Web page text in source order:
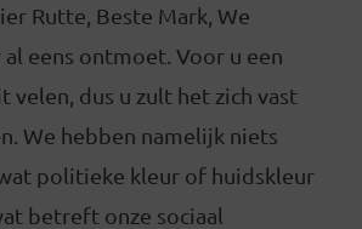
Rutte, Beste Mark, We
eens ontmoet. Voor u een
velen, dus u zult het zich vast
We hebben namelijk niets
politieke kleur of huidskleur
betreft onze sociaal